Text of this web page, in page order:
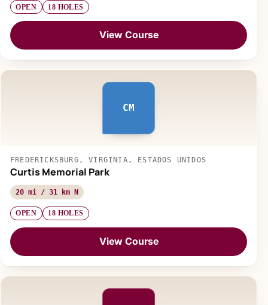
OPEN 18 HOLES
View Course
CM
FREDERICKSBURG, VIRGINIA, ESTADOS UNIDOS
Curtis Memorial Park
20 mi / 31 km N
OPEN 18 HOLES
View Course